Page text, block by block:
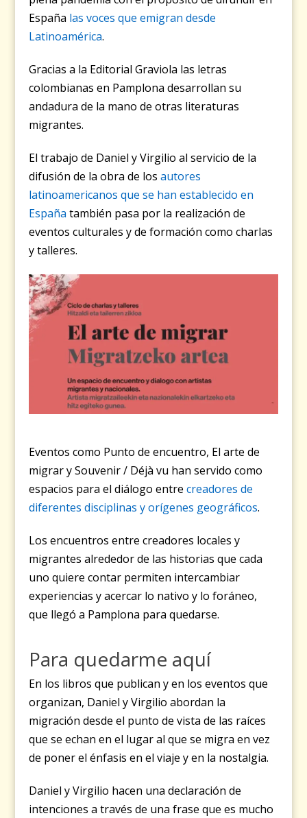
España las voces que emigran desde
Latinoamérica.
Gracias a la Editorial Graviola las letras
colombianas en Pamplona desarrollan su
andadura de la mano de otras literaturas
migrantes.
El trabajo de Daniel y Virgilio al servicio de la
difusión de la obra de losautores
latinoamericanos que se han establecido en
España también pasa por la realización de
eventos culturales y de formación como charlas
y talleres.
Eventos como Punto de encuentro, El arte de
migrar y Souvenir / Déjà vu han servido como
espacios para el diálogo entrecreadores de
diferentes disciplinas y orígenes geográficos.
Los encuentros entre creadores locales y
migrantes alrededor de las historias que cada
uno quiere contar permiten intercambiar
experiencias y acercar lo nativo y lo foráneo,
que llegó a Pamplona para quedarse.
Para quedarme aquí
En los libros que publican y en los eventos que
organizan, Daniel y Virgilio abordan la
migración desde el punto de vista de las raíces
que se echan en el lugar al que se migra en vez
de poner el énfasis en el viaje y en la nostalgia.
Daniel y Virgilio hacen una declaración de
intenciones a través de una frase que es mucho